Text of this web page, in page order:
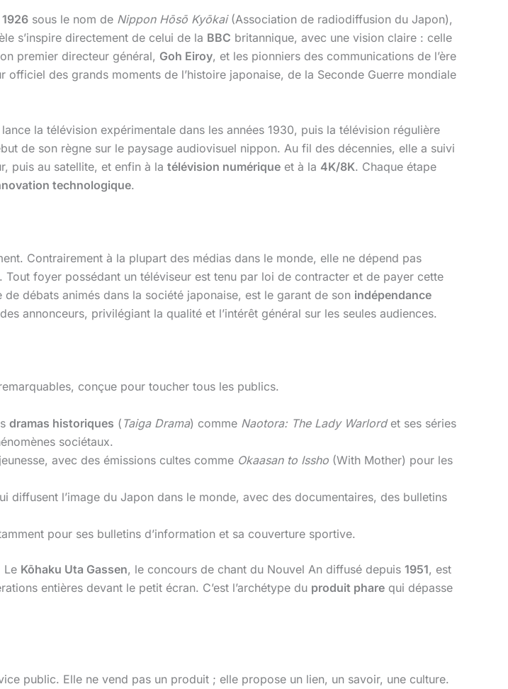
1926 sous le nom de Nippon Hōsō Kyōkai(Association de radiodiffusion du Japon),
s’inspire directement de celui de la BBC britannique, avec une vision claire : celle
premier directeur général, Goh Eiroy, et les pionniers des communications de l’ère
des grands moments de l’histoire japonaise, de la Seconde Guerre mondiale
la télévision expérimentale dans les années 1930, puis la télévision régulière
de son règne sur le paysage audiovisuel nippon. Au fil des décennies, elle a suivi
puis au satellite, et enfin à la télévision numérique et à la 4K/8K. Chaque étape
technologique.
Contrairement à la plupart des médias dans le monde, elle ne dépend pas
Tout foyer possédant un téléviseur est tenu par loi de contracter et de payer cette
débats animés dans la société japonaise, est le garant de son indépendance
annonceurs, privilégiant la qualité et l’intérêt général sur les seules audiences.
conçue pour toucher tous les publics.
dramas historiques ( Taiga Drama) comme Naotora: The Lady Warlordet ses séries
sociétaux.
avec des émissions cultes comme Okaasan to Issho (With Mother) pour les
diffusent l’image du Japon dans le monde, avec des documentaires, des bulletins
pour ses bulletins d’information et sa couverture sportive.
Le Kōhaku Uta Gassen, le concours de chant du Nouvel An diffusé depuis 1951, est
entières devant le petit écran. C’est l’archétype du produit phare qui dépasse
public. Elle ne vend pas un produit ; elle propose un lien, un savoir, une culture.